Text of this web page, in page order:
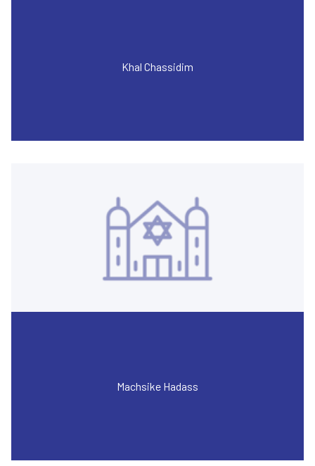
Khal Chassidim
Machsike Hadass